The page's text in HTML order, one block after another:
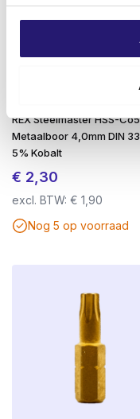
TX-20 bij Ø
veilige
en fijne
Voordelen op een
Ideaal voor
AR Kaitex
Tot 2× sterker
TX-
5.0 mm)
Geschikt voor
REX Steelmaster HSS-Co5
Metaalboor 4,0mm DIN
5% Kobalt
€ 2,30
excl. BTW: € 1,90
Nog 5 op voorraad